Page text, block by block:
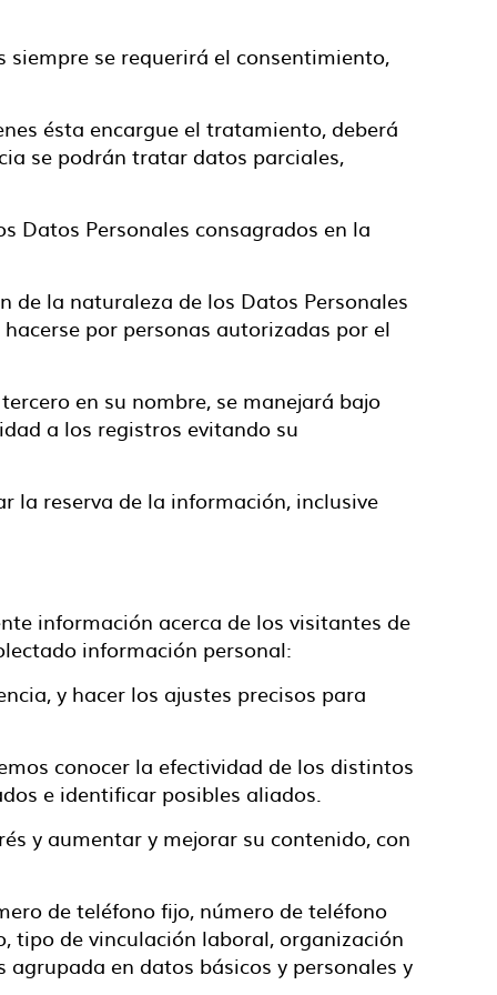
se requerirá el consentimiento,
ésta encargue el tratamiento, deberá
se podrán tratar datos parciales,
Datos Personales consagrados en la
de la naturaleza de los Datos Personales
por personas autorizadas por el
en su nombre, se manejará bajo
a los registros evitando su
la reserva de la información, inclusive
información acerca de los visitantes de
información personal:
y hacer los ajustes precisos para
conocer la efectividad de los distintos
e identificar posibles aliados.
y aumentar y mejorar su contenido, con
de teléfono fijo, número de teléfono
tipo de vinculación laboral, organización
en datos básicos y personales y